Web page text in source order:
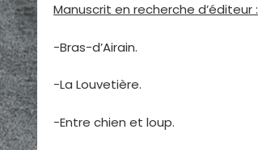
Manuscrit en recherche d’éditeur :
-Bras-d’Airain.
-La Louvetière.
-Entre chien et loup.